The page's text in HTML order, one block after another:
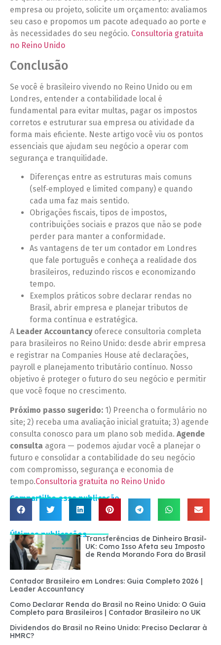
empresa ou projeto, solicite um orçamento: avaliamos
seu caso e propomos um pacote adequado ao porte e
às necessidades do seu negócio. Consultoria gratuita
no Reino Unido
Conclusão
Se você é brasileiro vivendo no Reino Unido ou em
Londres, entender a contabilidade local é
fundamental para evitar multas, pagar os impostos
corretos e estruturar sua empresa ou atividade da
forma mais eficiente. Neste artigo você viu os pontos
essenciais que ajudam seu negócio a operar com
segurança e tranquilidade.
Diferenças entre as estruturas mais comuns
(self‑employed e limited company) e quando
cada uma faz mais sentido.
Obrigações fiscais, tipos de impostos,
contribuições sociais e prazos que não se pode
perder para manter a conformidade.
As vantagens de ter um contador em Londres
que fale português e conheça a realidade dos
brasileiros, reduzindo riscos e economizando
tempo.
Exemplos práticos sobre declarar rendas no
Brasil, abrir empresa e planejar tributos de
forma contínua e estratégica.
A Leader Accountancyoferece consultoria completa
para brasileiros no Reino Unido: desde abrir empresa
e registrar na Companies House até declarações,
payroll e planejamento tributário contínuo. Nosso
objetivo é proteger o futuro do seu negócio e permitir
que você foque no crescimento.
Próximo passo sugerido: 1) Preencha o formulário no
site; 2) receba uma avaliação inicial gratuita; 3) agende
consulta conosco para um plano sob medida. Agende
consulta agora — podemos ajudar você a planejar o
futuro e consolidar a contabilidade do seu negócio
com compromisso, segurança e economia de
tempo.Consultoria gratuita no Reino Unido
Compartilhe essa publicação
Últimas publicaçõesTransferências de Dinheiro Brasil-
UK: Como Isso Afeta seu Imposto
de Renda Morando Fora do Brasil
Contador Brasileiro em Londres: Guia Completo 2026 |
Leader Accountancy
Como Declarar Renda do Brasil no Reino Unido: O Guia
Completo para Brasileiros | Contador Brasileiro no UK
Dividendos do Brasil no Reino Unido: Preciso Declarar à
HMRC?